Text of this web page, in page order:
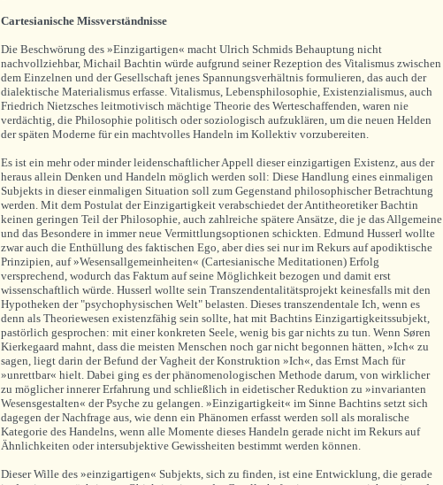
Cartesianische Missverständnisse
Die Beschwörung des »Einzigartigen« macht Ulrich Schmids Behauptung nicht
nachvollziehbar, Michail Bachtin würde aufgrund seiner Rezeption des Vitalismus zwischen
dem Einzelnen und der Gesellschaft jenes Spannungsverhältnis formulieren, das auch der
dialektische Materialismus erfasse. Vitalismus, Lebensphilosophie, Existenzialismus, auch
Friedrich Nietzsches leitmotivisch mächtige Theorie des Werteschaffenden, waren nie
verdächtig, die Philosophie politisch oder soziologisch aufzuklären, um die neuen Helden
der späten Moderne für ein machtvolles Handeln im Kollektiv vorzubereiten.
Es ist ein mehr oder minder leidenschaftlicher Appell dieser einzigartigen Existenz, aus der
heraus allein Denken und Handeln möglich werden soll: Diese Handlung eines einmaligen
Subjekts in dieser einmaligen Situation soll zum Gegenstand philosophischer Betrachtung
werden. Mit dem Postulat der Einzigartigkeit verabschiedet der Antitheoretiker Bachtin
keinen geringen Teil der Philosophie, auch zahlreiche spätere Ansätze, die je das Allgemeine
und das Besondere in immer neue Vermittlungsoptionen schickten. Edmund Husserl wollte
zwar auch die Enthüllung des faktischen Ego, aber dies sei nur im Rekurs auf apodiktische
Prinzipien, auf »Wesensallgemeinheiten« (Cartesianische Meditationen) Erfolg
versprechend, wodurch das Faktum auf seine Möglichkeit bezogen und damit erst
wissenschaftlich würde. Husserl wollte sein Transzendentalitätsprojekt keinesfalls mit den
Hypotheken der "psychophysischen Welt" belasten. Dieses transzendentale Ich, wenn es
denn als Theoriewesen existenzfähig sein sollte, hat mit Bachtins Einzigartigkeitssubjekt,
pastörlich gesprochen: mit einer konkreten Seele, wenig bis gar nichts zu tun. Wenn Søren
Kierkegaard mahnt, dass die meisten Menschen noch gar nicht begonnen hätten, »Ich« zu
sagen, liegt darin der Befund der Vagheit der Konstruktion »Ich«, das Ernst Mach für
»unrettbar« hielt. Dabei ging es der phänomenologischen Methode darum, von wirklicher
zu möglicher innerer Erfahrung und schließlich in eidetischer Reduktion zu »invarianten
Wesensgestalten« der Psyche zu gelangen. »Einzigartigkeit« im Sinne Bachtins setzt sich
dagegen der Nachfrage aus, wie denn ein Phänomen erfasst werden soll als moralische
Kategorie des Handelns, wenn alle Momente dieses Handeln gerade nicht im Rekurs auf
Ähnlichkeiten oder intersubjektive Gewissheiten bestimmt werden können.
Dieser Wille des »einzigartigen« Subjekts, sich zu finden, ist eine Entwicklung, die gerade